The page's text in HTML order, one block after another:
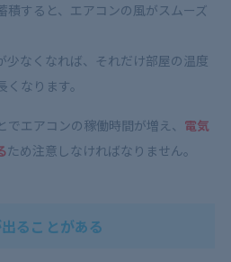
積すると、エアコンの風がスムーズ
少なくなれば、それだけ部屋の温度
なります。
エアコンの稼働時間が増え、 電気
ため注意しなければなりません。
ることがある